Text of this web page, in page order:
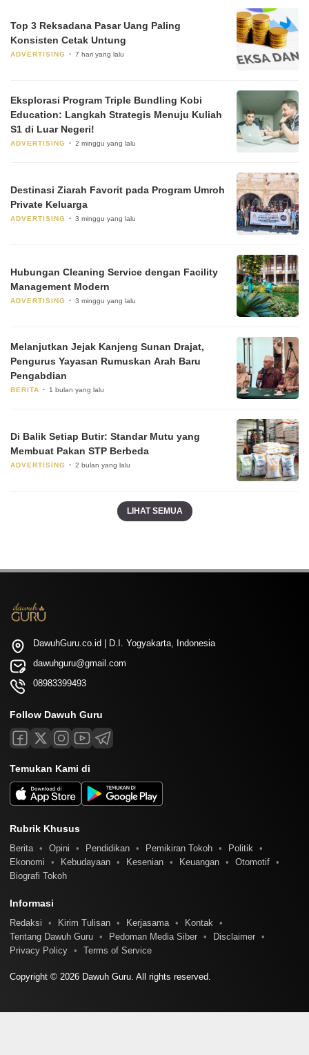
Top 3 Reksadana Pasar Uang Paling
Konsisten Cetak Untung
ADVERTISING 7 hari yang lalu
Eksplorasi Program Triple Bundling Kobi
Education: Langkah Strategis Menuju Kuliah
S1 di Luar Negeri!
ADVERTISING 2 minggu yang lalu
Destinasi Ziarah Favorit pada Program Umroh
Private Keluarga
ADVERTISING 3 minggu yang lalu
Hubungan Cleaning Service dengan Facility
Management Modern
ADVERTISING 3 minggu yang lalu
Melanjutkan Jejak Kanjeng Sunan Drajat,
Pengurus Yayasan Rumuskan Arah Baru
Pengabdian
BERITA 1 bulan yang lalu
Di Balik Setiap Butir: Standar Mutu yang
Membuat Pakan STP Berbeda
ADVERTISING 2 bulan yang lalu
LIHAT SEMUA
DawuhGuru.co.id | D.I. Yogyakarta, Indonesia
dawuhguru@gmail.com
08983399493
Follow Dawuh Guru
Temukan Kami di
Rubrik Khusus
Berita Opini Pendidikan Pemikiran Tokoh
Politik
Ekonomi
Kebudayaan Kesenian Keuangan
Otomotif
Biografi Tokoh
Informasi
Redaksi Kirim Tulisan Kerjasama
Kontak
Tentang Dawuh Guru
Pedoman Media Siber
Disclaimer
Privacy Policy
Terms of Service
Copyright © 2026 Dawuh Guru. All rights reserved.